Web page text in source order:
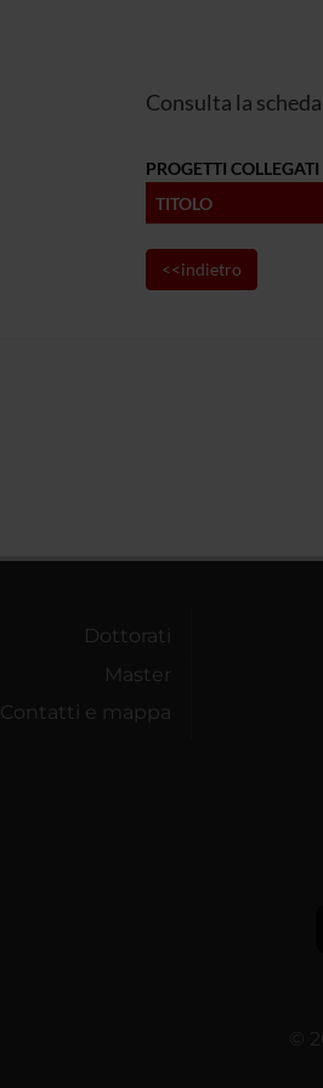
Consulta la
PROGETTI COLLEGATI
TITOLO
<<indietro
Dottorati
Master
Contatti e mappa
©